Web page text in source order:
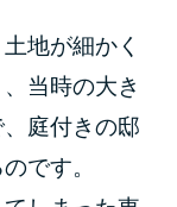
地が細かく
当時の大き
庭付きの邸
です。